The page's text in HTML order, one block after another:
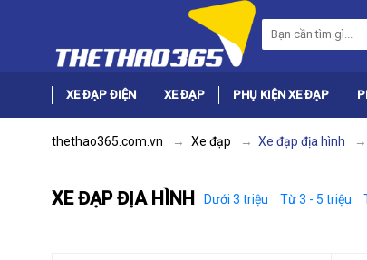
XE ĐẠP ĐIỆN XE ĐẠP PHỤ KIỆN XE ĐẠP
thethao365.com.vn Xe đạp Xe đạp địa hình
XE ĐẠP ĐỊA HÌNH Dưới 3 triệu Từ 3 - 5 triệu